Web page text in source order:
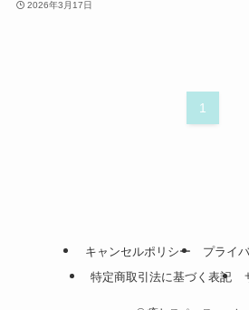
2026年3月17日
1
キャンセルポリシー
プライ
特定商取引法に基づく表記